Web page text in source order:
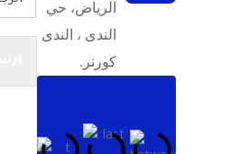
الرياض، حي
ارسال